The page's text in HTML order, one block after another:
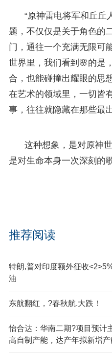
“原神雷电将军和丘丘
题，不仅仅是关于角色的
门，通往一个充满无限可
世界里，我们看到🌸的是
合，也能碰撞出耀眼的思
在艺术的领域里，一切皆
事，往往就隐藏在那些最
这种想象，是对原神
是对生命本身一次深刻的
推荐阅读
特朗,普对印度额外征收
油
东航翻红，?春秋航.大跌！
怡合达：华南二期?项目预计
高自制产能，达产年拟新增